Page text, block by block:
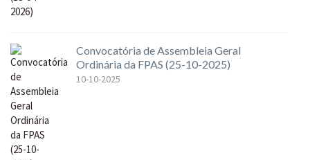
Convocatória de Assembleia Geral
Ordinária da FPAS (25-10-2025)
10-10-2025